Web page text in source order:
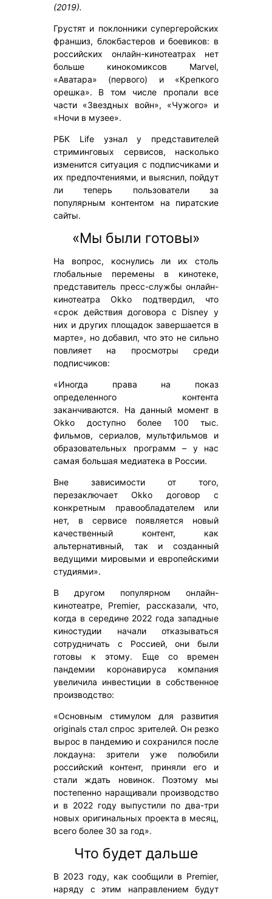
(2019).
Грустят и поклонники супергеройских
франшиз, блокбастеров и боевиков: в
российских онлайн-кинотеатрах нет
больше кинокомиксов Marvel,
«Аватара» (первого) и «Крепкого
орешка». В том числе пропали все
части «Звездных войн», «Чужого» и
«Ночи в музее».
РБК Life узнал у представителей
стриминговых сервисов, насколько
изменится ситуация с подписчиками и
их предпочтениями, и выяснил, пойдут
ли теперь пользователи за
популярным контентом на пиратские
сайты.
«Мы были готовы»
На вопрос, коснулись ли их столь
глобальные перемены в кинотеке,
представитель пресс-службы онлайн-
кинотеатра Okko подтвердил, что
«срок действия договора с Disney у
них и других площадок завершается в
марте», но добавил, что это не сильно
повлияет на просмотры среди
подписчиков:
«Иногда права на показ
определенного контента
заканчиваются. На данный момент в
Okko доступно более 100 тыс.
фильмов, сериалов, мультфильмов и
образовательных программ – у нас
самая большая медиатека в России.
Вне зависимости от того,
перезаключает Okko договор с
конкретным правообладателем или
нет, в сервисе появляется новый
качественный контент, как
альтернативный, так и созданный
ведущими мировыми и европейскими
студиями».
В другом популярном онлайн-
кинотеатре, Premier, рассказали, что,
когда в середине 2022 года западные
киностудии начали отказываться
сотрудничать с Россией, они были
готовы к этому. Еще со времен
пандемии коронавируса компания
увеличила инвестиции в собственное
производство:
«Основным стимулом для развития
originals стал спрос зрителей. Он резко
вырос в пандемию и сохранился после
локдауна: зрители уже полюбили
российский контент, приняли его и
стали ждать новинок. Поэтому мы
постепенно наращивали производство
и в 2022 году выпустили по два-три
новых оригинальных проекта в месяц,
всего более 30 за год».
Что будет дальше
В 2023 году, как сообщили в Premier,
наряду с этим направлением будут